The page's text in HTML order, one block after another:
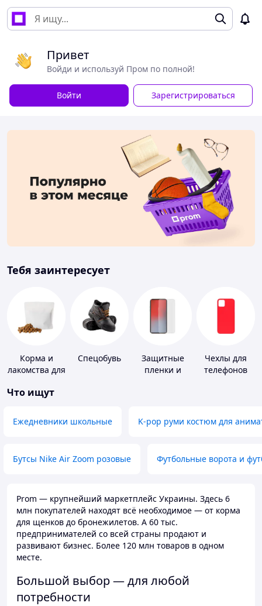
Привет
Войди и используй Пром по полной!
Войти Зарегистрироваться
Тебя заинтересует
Корма и
лакомства для
животных и
Спецобувь
Защитные
пленки и
Чехлы для
телефонов
Что ищут
Ежедневники школьные K-pop руми костюм для
Бутсы Nike Air Zoom розовые Футбольные ворота и
Prom — крупнейший маркетплейс Украины. Здесь 6
млн покупателей находят всё необходимое — от корма
для щенков до бронежилетов. А 60 тыс.
предпринимателей со всей страны продают и
развивают бизнес. Более 120 млн товаров в одном
месте.
Большой выбор — для любой
потребности